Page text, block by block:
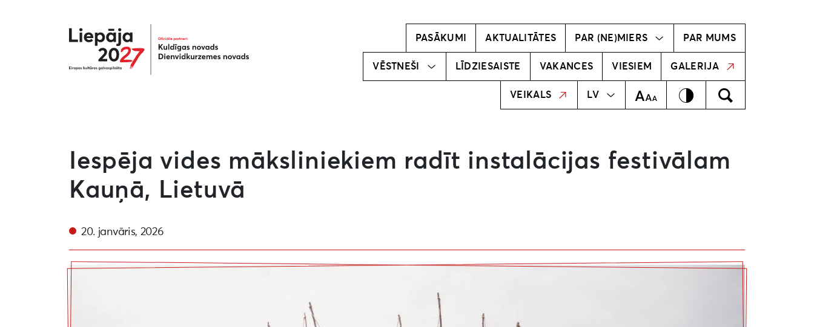
Liepāja2027
PASĀKUMI AKTUALITĀTES PAR (NE)MIERS
Radošā komanda PAR MUMS
VĒSTNEŠI
vēstnesi!
Mūsu
vēstneši
LĪDZIESAISTE VAKANCES VIESIEM GALERIJA
VEIKALS LV
EN Teksta izmērsKontrastsMeklēt
MEKLĒT
Iespēja vides māksliniekiem radīt instalācijas festivālam
Kauņā, Lietuvā
20. janvāris, 2026